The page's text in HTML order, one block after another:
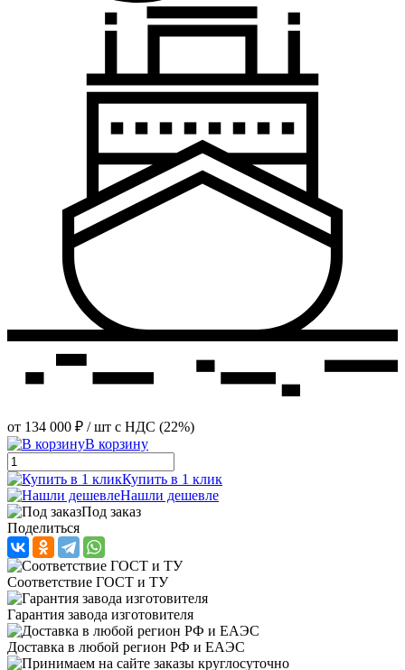
от 134 000 ₽ / шт с НДС (22%)
В корзину
Купить в 1 клик
Нашли дешевле
Под заказ
Поделиться
Соответствие ГОСТ и ТУ
Гарантия завода изготовителя
Доставка в любой регион РФ и ЕАЭС